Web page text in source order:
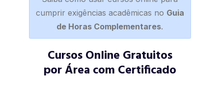
cumprir exigências acadêmicas no Guia
de Horas Complementares.
Cursos Online Gratuitos
por Área com Certificado